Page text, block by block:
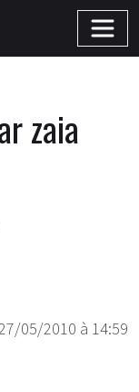
zaia
05/2010 à 14:59